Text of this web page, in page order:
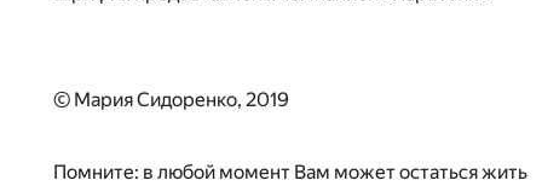
© Мария Сидоренко, 2019
Помните: в любой момент Вам может остаться жить